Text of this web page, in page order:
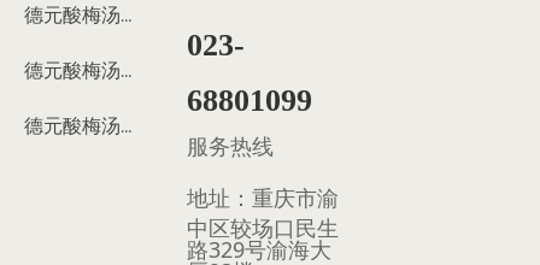
023-
68801099
服务热线
地址： 重庆市渝
中区较场口民生
路329号渝海大
德元酸梅汤来历
德元酸梅汤制作过程
德元酸梅汤多少钱